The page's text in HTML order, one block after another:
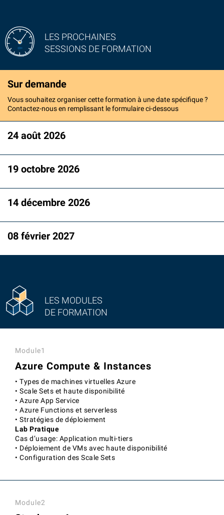
LES MODULES
DE FORMATION
Module1
Azure Compute & Instances
• Types de machines virtuelles Azure
• Scale Sets et haute disponibilité
• Azure App Service
• Azure Functions et serverless
• Stratégies de déploiement
Lab Pratique
Cas d’usage: Application multi-tiers
• Déploiement de VMs avec haute disponibilité
• Configuration des Scale Sets
Module2
LES PROCHAINES
SESSIONS DE FORMATION
Sur demande
Vous souhaitez organiser cette formation à une date spécifique ?
Contactez-nous en remplissant le formulaire ci-dessous
24 août 2026
19 octobre 2026
14 décembre 2026
08 février 2027